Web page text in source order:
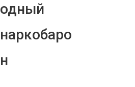
одный
наркобаро
н